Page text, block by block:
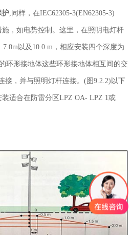
护, 同样，在IEC62305-3(EN62305-3)
，如电势控制。这里，在照明电灯杆
7.0m以及 10.0 m ，相应安装四个深度为
的环形接地体这些环形接地体相互间的交
接，并与照明灯杆连接。 ( 图 9.2.2) 以下
适合在防雷分区LPZ OA- LPZ 1或